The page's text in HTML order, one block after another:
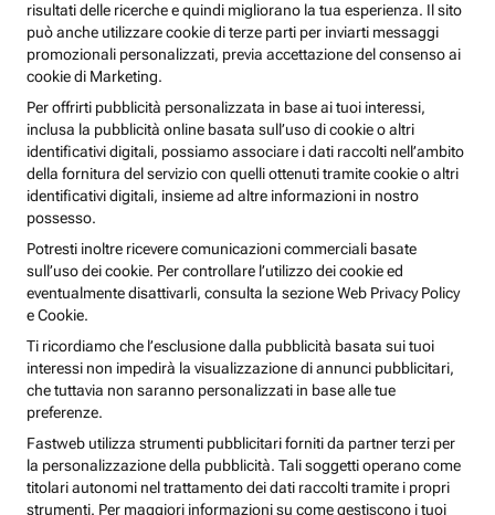
risultati delle ricerche e quindi migliorano la tua esperienza. Il sito
può anche utilizzare cookie di terze parti per inviarti messaggi
promozionali personalizzati, previa accettazione del consenso ai
cookie di Marketing.
Per offrirti pubblicità personalizzata in base ai tuoi interessi,
inclusa la pubblicità online basata sull’uso di cookie o altri
identificativi digitali, possiamo associare i dati raccolti nell’ambito
della fornitura del servizio con quelli ottenuti tramite cookie o altri
identificativi digitali, insieme ad altre informazioni in nostro
possesso.
Potresti inoltre ricevere comunicazioni commerciali basate
sull’uso dei cookie. Per controllare l’utilizzo dei cookie ed
eventualmente disattivarli, consulta la sezione Web Privacy Policy
e Cookie.
Ti ricordiamo che l’esclusione dalla pubblicità basata sui tuoi
interessi non impedirà la visualizzazione di annunci pubblicitari,
che tuttavia non saranno personalizzati in base alle tue
preferenze.
Fastweb utilizza strumenti pubblicitari forniti da partner terzi per
la personalizzazione della pubblicità. Tali soggetti operano come
titolari autonomi nel trattamento dei dati raccolti tramite i propri
strumenti. Per maggiori informazioni su come gestiscono i tuoi